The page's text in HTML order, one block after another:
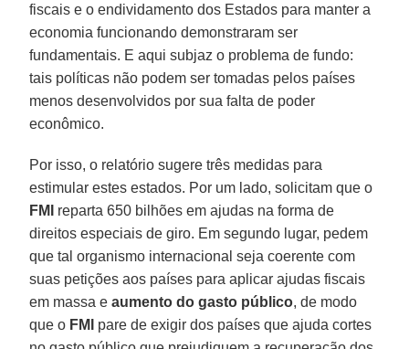
fiscais e o endividamento dos Estados para manter a
economia funcionando demonstraram ser
fundamentais. E aqui subjaz o problema de fundo:
tais políticas não podem ser tomadas pelos países
menos desenvolvidos por sua falta de poder
econômico.
Por isso, o relatório sugere três medidas para
estimular estes estados. Por um lado, solicitam que o
FMI
reparta 650 bilhões em ajudas na forma de
direitos especiais de giro. Em segundo lugar, pedem
que tal organismo internacional seja coerente com
suas petições aos países para aplicar ajudas fiscais
em massa eaumento do gasto público, de modo
que o FMI
pare de exigir dos países que ajuda cortes